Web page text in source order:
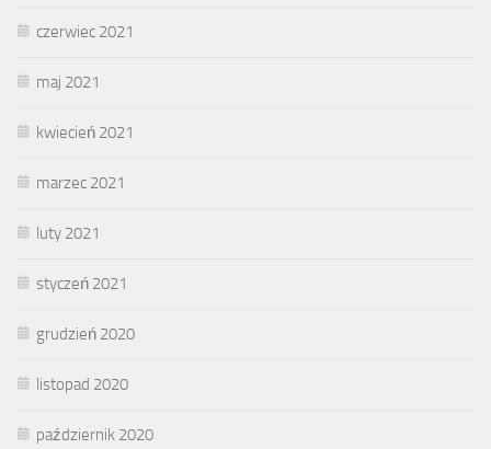
czerwiec 2021
maj 2021
kwiecień 2021
marzec 2021
luty 2021
styczeń 2021
grudzień 2020
listopad 2020
październik 2020